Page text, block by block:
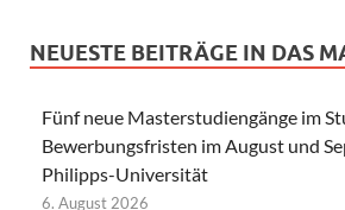
NEUESTE BEITRÄGE IN DAS
Fünf neue Masterstudiengänge im
Bewerbungsfristen im August und
Philipps-Universität
6. August 2026